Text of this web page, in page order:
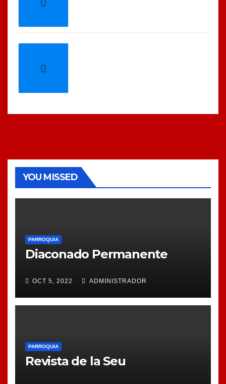
YOU MISSED
PARROQUIA
Diaconado Permanente
OCT 5, 2022 ADMINISTRADOR
PARROQUIA
Revista de la Seu